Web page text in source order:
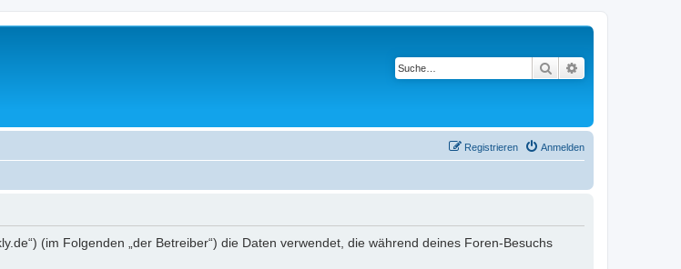
Suche
Anmelden
Registrieren
(im Folgenden „der Betreiber“) die Daten verwendet, die während deines Foren-Besuchs